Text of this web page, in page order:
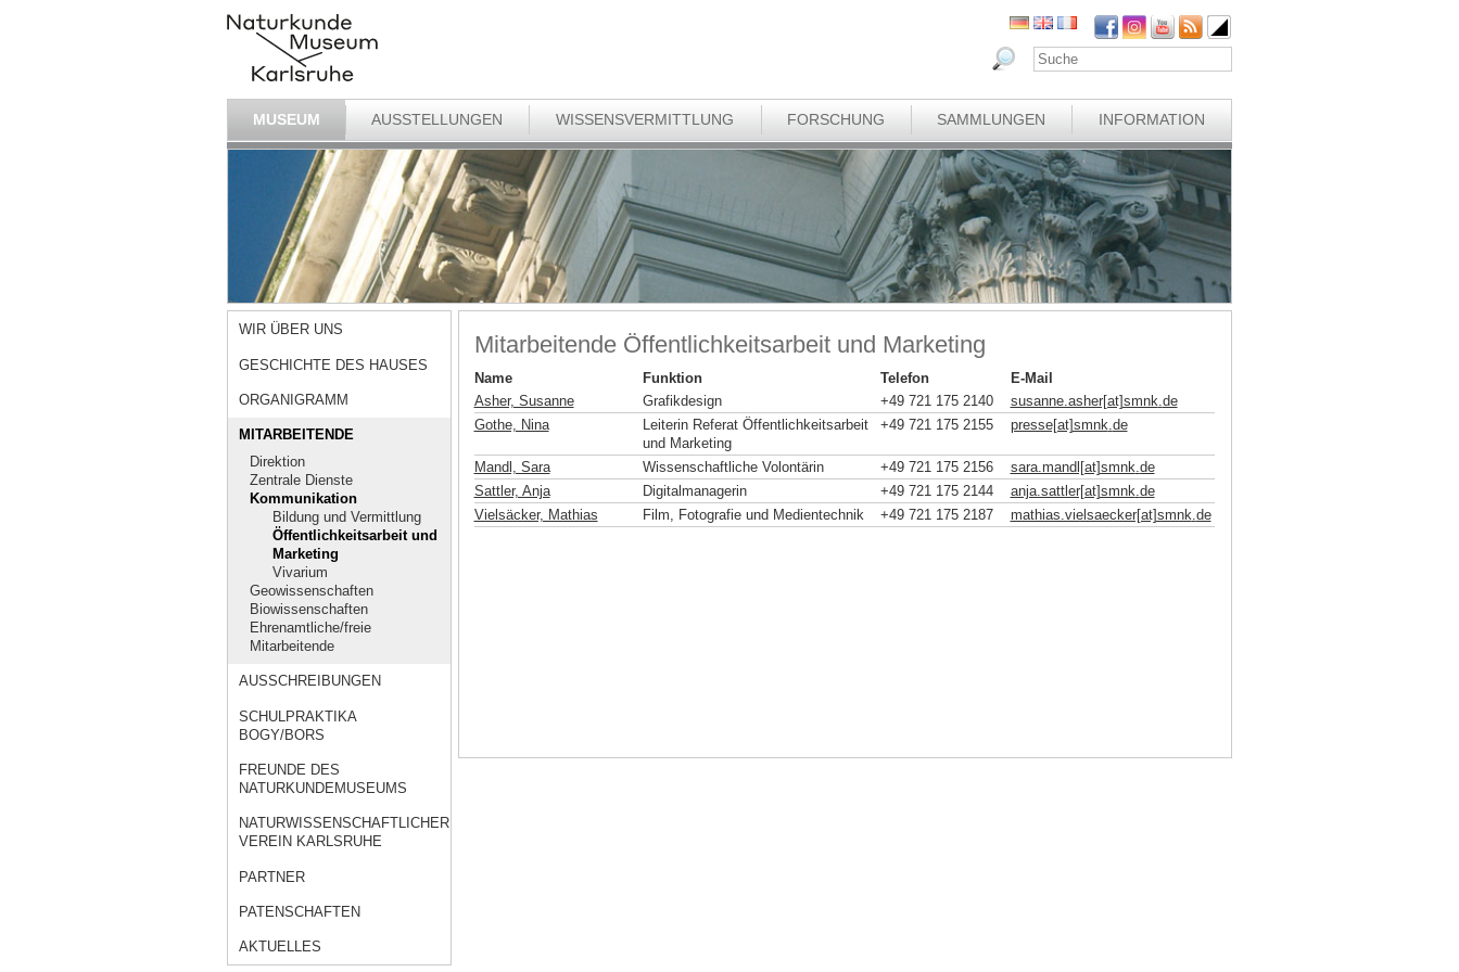
MUSEUM AUSSTELLUNGEN WISSENSVERMITTLUNG FORSCHUNG SAMMLUNGEN INFORMATION
WIR ÜBER UNS
GESCHICHTE DES HAUSES
ORGANIGRAMM
MITARBEITENDE
Direktion
Zentrale Dienste
Kommunikation
Bildung und Vermittlung
Öffentlichkeitsarbeit und
Marketing
Vivarium
Geowissenschaften
Biowissenschaften
Ehrenamtliche/freie
Mitarbeitende
AUSSCHREIBUNGEN
SCHULPRAKTIKA
BOGY/BORS
FREUNDE DES
NATURKUNDEMUSEUMS
NATURWISSENSCHAFTLICHER
VEREIN KARLSRUHE
PARTNER
PATENSCHAFTEN
AKTUELLES
Mitarbeitende Öffentlichkeitsarbeit und Marketing
Name Funktion Telefon
E-Mail
Asher, Susanne
Grafikdesign +49 721 175 2140 susanne.asher[at]smnk.de
Gothe, Nina
Leiterin Referat Öffentlichkeitsarbeit
und Marketing
+49 721 175 2155 presse[at]smnk.de
Mandl, Sara Wissenschaftliche Volontärin +49 721 175 2156 sara.mandl[at]smnk.de
Sattler, Anja
Digitalmanagerin +49 721 175 2144 anja.sattler[at]smnk.de
Vielsäcker, Mathias
Film, Fotografie und Medientechnik +49 721 175 2187 mathias.vielsaecker[at]smnk.de